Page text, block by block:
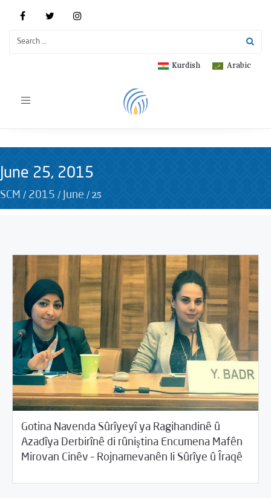
Arabic
Kurdish
Toggle
June 25, 2015
SCM / 2015 / June /25
Gotina Navenda Sûrîyeyî ya Ragihandinê û
Azadîya Derbirînê di rûniştina Encumena Mafên
Mirovan Cinêv – Rojnamevanên li Sûrîye û Îraqê
25/2015 2015/Beyannameyên SCMê